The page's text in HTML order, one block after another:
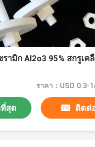
ามิก Al2o3 95% สกรูเค
ราคา：USD 0.3-
สุด ติดต่